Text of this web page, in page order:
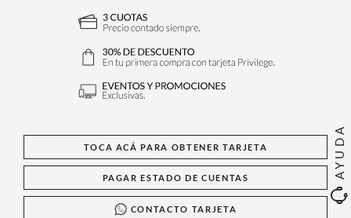
AYUDA
TOCA ACÁ PARA OBTENER TARJETA
PAGAR ESTADO DE CUENTAS
CONTACTO TARJETA